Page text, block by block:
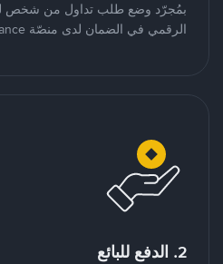
بمُجرّد وضع طلب تداول من شخص
الرقمي في الضمان لدى منصّة Binance من شخص لشخص.
2. الدفع للبائع